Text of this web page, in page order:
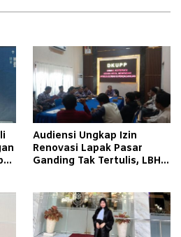
Audiensi Ungkap Izin
Renovasi Lapak Pasar
Ganding Tak Tertulis, LBH